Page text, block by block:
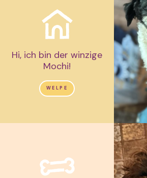
Hi, ich bin der winzige
Mochi!
WELPE